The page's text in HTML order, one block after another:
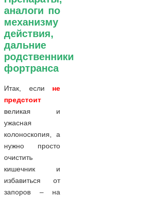
аналоги по
механизму
действия,
дальние
родственники
фортранса
Итак, если не
предстоит
великая и
ужасная
колоноскопия, а
нужно просто
очистить
кишечник и
избавиться от
запоров – на